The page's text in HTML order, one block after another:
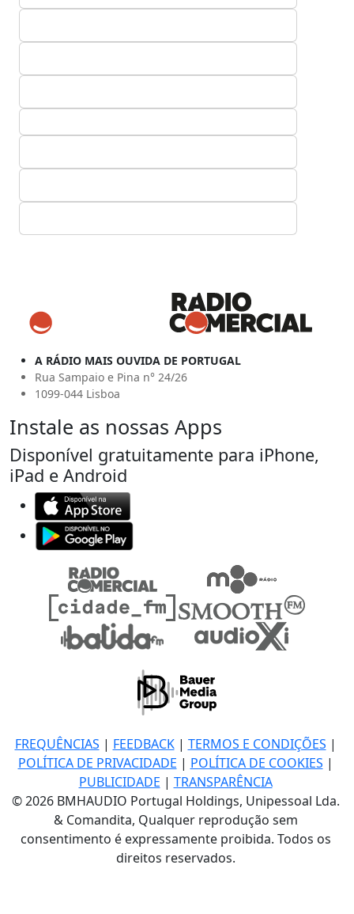
A RÁDIO MAIS OUVIDA DE PORTUGAL
Rua Sampaio e Pina n° 24/26
1099-044 Lisboa
Instale as nossas Apps
Disponível gratuitamente para iPhone,
iPad e Android
FREQUÊNCIAS | FEEDBACK| TERMOS E CONDIÇÕES |
POLÍTICA DE PRIVACIDADE | POLÍTICA DE COOKIES |
PUBLICIDADE | TRANSPARÊNCIA
© 2026 BMHAUDIO Portugal Holdings, Unipessoal Lda.
& Comandita, Qualquer reprodução sem
consentimento é expressamente proibida. Todos os
direitos reservados.